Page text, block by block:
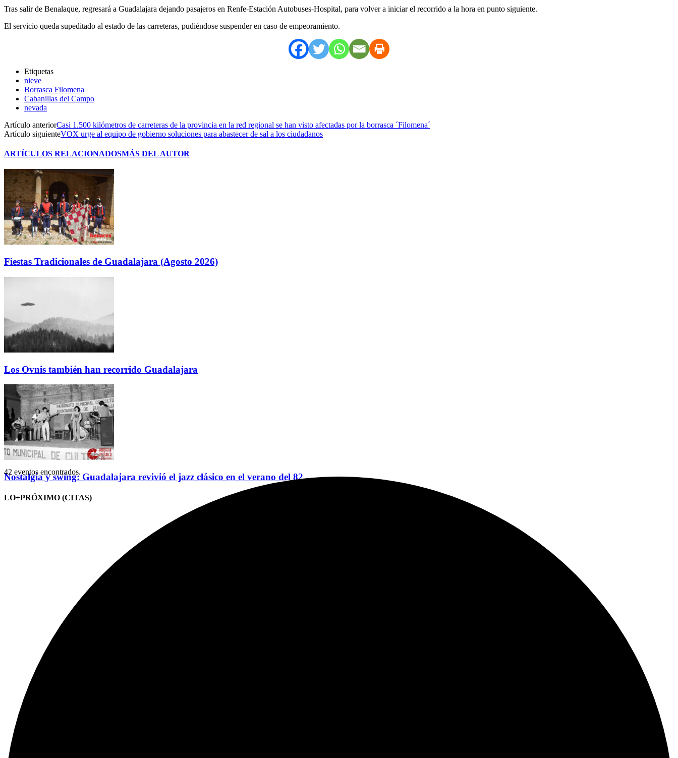
Tras salir de Benalaque, regresará a Guadalajara dejando pasajeros en Renfe-Estación Autobuses-Hospital, para volver a iniciar el recorrido a la hora en punto siguiente.
El servicio queda supeditado al estado de las carreteras, pudiéndose suspender en caso de empeoramiento.
Etiquetas
nieve
Borrasca Filomena
Cabanillas del Campo
nevada
Artículo anteriorCasi 1.500 kilómetros de carreteras de la provincia en la red regional se han visto afectadas por la borrasca ´Filomena´
Artículo siguienteVOX urge al equipo de gobierno soluciones para abastecer de sal a los ciudadanos
ARTÍCULOS RELACIONADOSMÁS DEL AUTOR
Fiestas Tradicionales de Guadalajara (Agosto 2026)
Los Ovnis también han recorrido Guadalajara
Nostalgia y swing: Guadalajara revivió el jazz clásico en el verano del 82
LO+PRÓXIMO (CITAS)
42 eventos encontrados.